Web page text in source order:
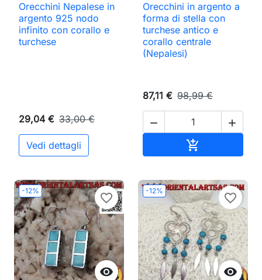
Orecchini Nepalese in
argento 925 nodo
infinito con corallo e
turchese
29,04 € 33,00 €
Vedi dettagli
Orecchini in argento a
forma di stella con
turchese antico e
corallo centrale
(Nepalesi)
87,11 € 98,99 €
 

-12%

favorite_border
-12%

favorite_border